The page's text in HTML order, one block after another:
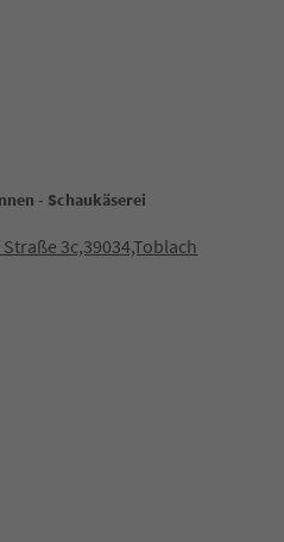
- Schaukäserei
3c,39034,Toblach